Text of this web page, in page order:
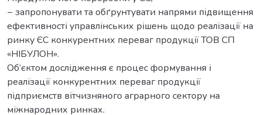
− запропонувати та обґрунтувати напрями підвищення
ефективності управлінських рішень щодо реалізації на
ринку ЄС конкурентних переваг продукції ТОВ СП
«НІБУЛОН».
Об’єктом дослідження є процес формування і
реалізації конкурентних переваг продукції
підприємств вітчизняного аграрного сектору на
міжнародних ринках.